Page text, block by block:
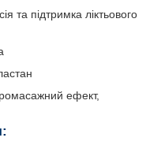
та підтримка ліктьового
ефект,